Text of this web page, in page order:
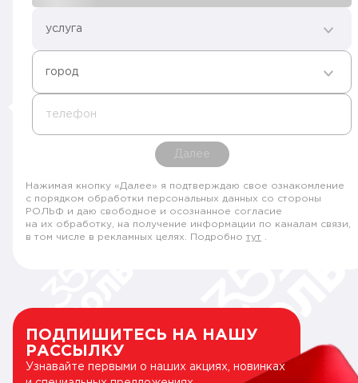
услуга
город
телефон
Далее
Нажимая кнопку «Далее» я подтверждаю свое ознакомление
с порядком обработки персональных данных со стороны
РОЛЬФ и даю свободное и осознанное согласие
на их обработку, на получение информации по каналам связи,
в том числе в рекламных целях. Подробно тут
ПОДПИШИТЕСЬ НА НАШУ
РАССЫЛКУ
Узнавайте первыми о наших акциях, новинках